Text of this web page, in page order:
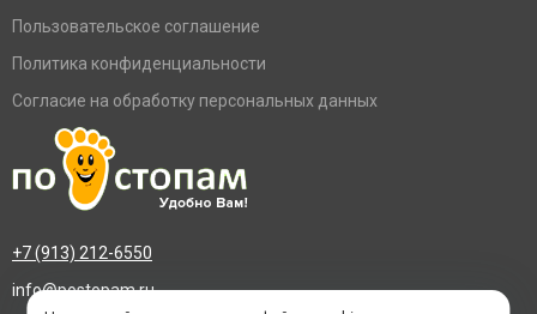
Пользовательское соглашение
Политика конфиденциальности
Согласие на обработку персональных данных
+7 (913) 212-6550
info@postopam.ru